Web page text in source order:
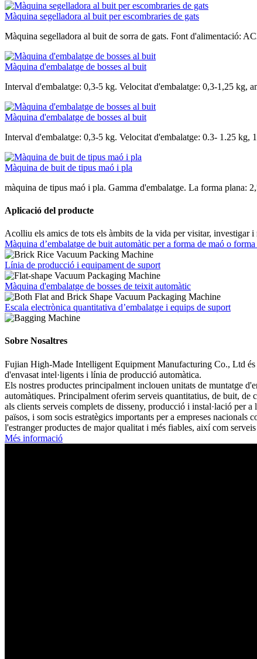
Màquina segelladora al buit per escombraries de gats
Màquina segelladora al buit de sorra de gats. Font d'alimentació:
Màquina d'embalatge de bosses al buit
Interval d'embalatge: 0,3-5 kg. Velocitat d'embalatge: 0,3-1,25 kg,
Màquina d'embalatge de bosses al buit
Interval d'embalatge: 0,3-5 kg. Velocitat d'embalatge: 0.3- 1.25 kg,
Màquina de buit de tipus maó i pla
màquina de tipus maó i pla. Gamma d'embalatge. La forma plana:
Aplicació del producte
Acolliu els amics de tots els àmbits de la vida per visitar, investigar i
Màquina d’embalatge de buit automàtic per a forma de maó o forma
Línia de producció i equipament de suport
Màquina d'embalatge de bosses de teixit automàtic
Escala electrònica quantitativa d’embalatge i equips de suport
Sobre Nosaltres
Fujian High-Made Intelligent Equipment Manufacturing Co., Ltd és
d'envasat intel·ligents i línia de producció automàtica.
Els nostres productes principalment inclouen unitats de muntatge
automàtiques. Principalment oferim serveis quantitatius, de buit, de
als clients serveis complets de disseny, producció i instal·lació per
països, i som socis estratègics importants per a empreses
l'estranger productes de major qualitat i més fiables, així com
Més informació